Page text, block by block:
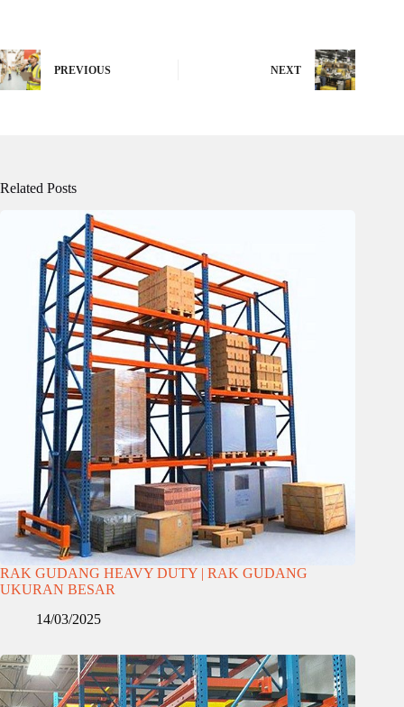
PREVIOUS NEXT
Related Posts
RAK GUDANG HEAVY DUTY | RAK GUDANG
UKURAN BESAR
14/03/2025